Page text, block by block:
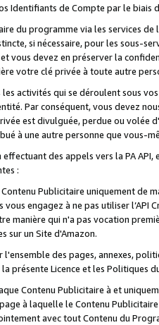
Identifiants de Compte par le biais
du programme via les services
si nécessaire, pour les sous-
vous devez en préserver la
votre clé privée à toute autre
activités qui se déroulent sous
Par conséquent, vous devez
est divulguée, perdue ou volée
à une autre personne que vous-
effectuant des appels vers la PA
:
Publicitaire uniquement de
engagez à ne pas utiliser l’API
manière qui n'a pas vocation
sur un Site d'Amazon.
l'ensemble des pages, annexes,
présente Licence et les Politiques
Contenu Publicitaire à et
à laquelle le Contenu
avec tout Contenu du